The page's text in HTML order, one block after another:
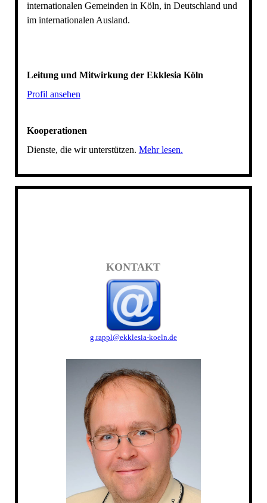
internationalen Gemeinden in Köln, in Deutschland und
im internationalen Ausland.
Leitung und Mitwirkung der Ekklesia Köln
Profil ansehen
Kooperationen
Dienste, die wir unterstützen. Mehr lesen.
KONTAKT
g.rappl@ekklesia-koeln.de